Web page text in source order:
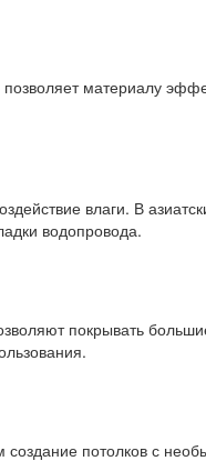
материалу
влаги. В
водопровода.
покрывать
создание потолков с